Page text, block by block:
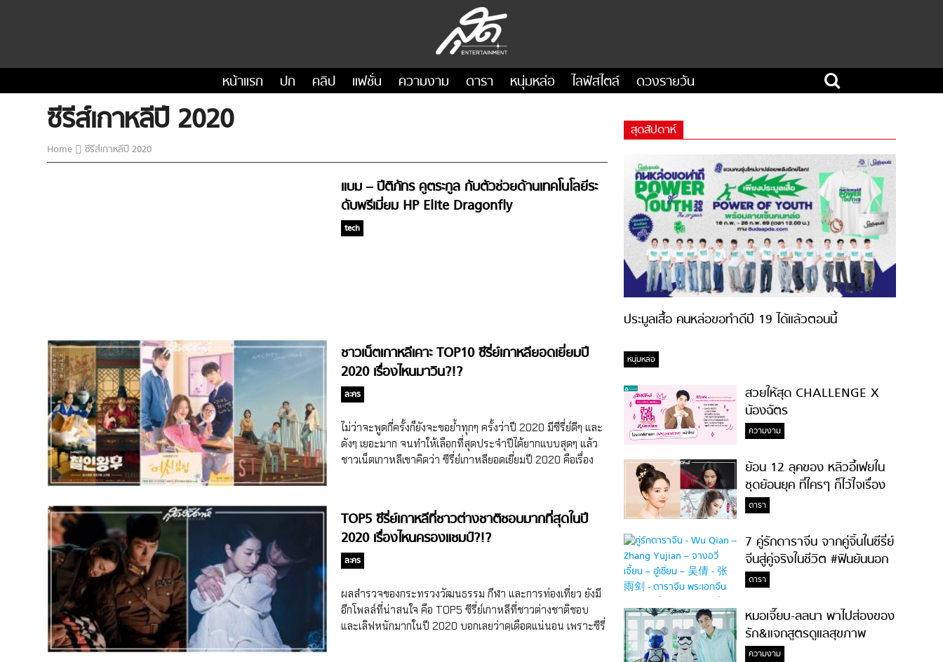
หน้าแรก ปก คลิป แฟชั่น ความงาม ดารา หนุ่มหล่อ ไลฟ์สไตล์ ดวงรายวัน
ซีรีส์เกาหลีปี 2020
Home ซีรีส์เกาหลีปี 2020
แบม – ปีติภัทร คูตระกูล กับตัวช่วยด้านเทคโนโลยีระ
ดับพรีเมี่ยม HP Elite Dragonfly
tech
ชาวเน็ตเกาหลีเคาะ TOP10 ซีรี่ย์เกาหลียอดเยี่ยมปี
2020 เรื่องไหนมาวิน?!?
ละคร
ไม่ว่าจะพูดกี่ครั้งก็ยังจะขอย้ำทุกๆ ครั้งว่าปี 2020 มีซีรี่ย์ดีๆ และ
ดังๆ เยอะมาก จนทำให้เลือกที่สุดประจำปีได้ยากแบบสุดๆ แล้ว
ชาวเน็ตเกาหลีเขาคิดว่า ซีรี่ย์เกาหลียอดเยี่ยมปี 2020 คือเรื่อง
ชาวเน็ตเกาหลีมากที่สุด 10 อันดับแรก สุดฯ ขอเท้าความถึงผล
สำรวจในครั้งนี้กันก่อน การจัดอันดับซีรี่ย์เกาหลียอดเยี่ยมปี
2020 อันนี้ มีการเปิดให้โหวตในเว็บไซต์ดัง pann nate โดย
เป็นการสำรวจ KDrama Champion ที่มีการเปิดโหวตตั้งแต่วัน
ที่ 1 ธันวาคม 2020 – 10 กุมภาพันธ์ 2021 โดยมีผู้เข้ามาลง
คะแนนในหมวดซีรี่ย์เกาหลีมากถึง 1,688,601 โหวตเลยทีเดียว
ถึงกระนั้นก็เป็นเพียงความคิดเห็นจากชาวเน็ตท่านั้นนะจ๊ะ
อันดับ 10 Hospital Playlist มาเริ่มด้วยอันดับ 10 ว่าไปแล้วเรื่อง
TOP5 ซีรี่ย์เกาหลีที่ชาวต่างชาติชอบมากที่สุดในปี
2020 เรื่องไหนครองแชมป์?!?
ละคร
ผลสำรวจของกระทรวงวัฒนธรรม กีฬา และการท่องเที่ยว ยังมี
อีกโพลล์ที่น่าสนใจ คือ TOP5 ซีรี่ย์เกาหลีที่ชาวต่างชาติชอบ
และเลิฟหนักมากในปี 2020 บอกเลยว่าดุเดือดแน่นอน เพราะซีรี่
สุดสัปดาห์
ประมูลเสื้อ คนหล่อขอทำดีปี 19 ได้แล้วตอนนี้
หนุ่มหล่อ
สวยให้สุด CHALLENGE X
น้องฉัตร
ความงาม
ย้อน 12 ลุคของ หลิวอี้เฟยใน
ชุดย้อนยุค ที่ใครๆ ก็ไว้ใจเรื่อง
ความสวย!
ดารา
7 คู่รักดาราจีน จากคู่จิ้นในซีรี่ย์
จีนสู่คู่จริงในชีวิต #ฟินยันนอก
จอ
ดารา
หมอเจี๊ยบ-ลลนา พาไปส่องของ
รัก&แจกสูตรดูแลสุขภาพ
#ล้างจมูกไม่ยากจะสอนให้
ความงาม